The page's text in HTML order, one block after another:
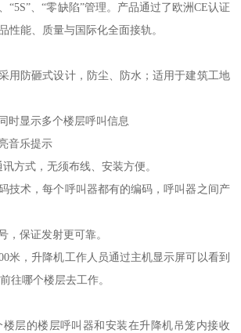
“5S”、“零缺陷”管理。产品通过了欧洲CE认证
性能、质量与国际化全面接轨。
用防砸式设计，防尘、防水；适用于建筑工地
时显示多个楼层呼叫信息
音乐提示
方式，无须布线、安装方便。
技术，每个呼叫器都有的编码，呼叫器之间产
，保证发射更可靠。
米，升降机工作人员通过主机显示屏可以看到
往哪个楼层去工作。
层的楼层呼叫器和安装在升降机吊笼内接收